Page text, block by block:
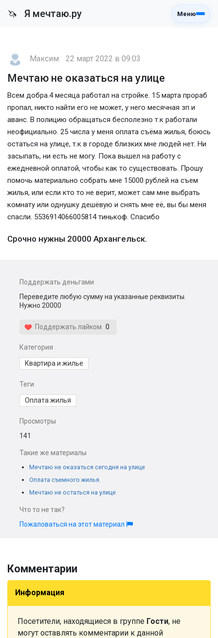
🦄 Я мечтаю.ру Меню
Максим 22 март 2022 в 09:03
Мечтаю не оказаться на улице
Всем добра.4 месяца работал на стройке. 15 марта прораб
пропал, никто найти его не может, у него месячная зп и
аванс. В полицию обращаться бесполезно т.к работали
неофициально. 25 числа у меня оплата съёма жилья, боюсь
остаться на улице, т.к в городе близких мне людей нет. Ни
засыпать, ни есть не могу. Пока вышел на работу с
ежедневной оплатой, чтобы как то существовать. Прошу
помочь материально собрать мне 15000 рублей на съем
жилья, или если кто то не верит, может сам мне выбрать
комнату или однушку дешёвую и снять мне её, вы бы меня
спасли. 5536914066005814 тинькоф. Спасибо
Срочно нужны 20000 Архангельск.
Поддержать деньгами
Переведите любую сумму на указанные реквизиты.
Нужно 20000
Поддержать лайком 0
Категория
Квартира и жилье
Теги
Оплата жилья
Просмотры
141
Такие же материалы
Мечтаю не оказаться сегодня на улице
Оплата съемного жилья.
Мечтаю не остаться на улице
Что то не так?
Пожаловаться на этот материал
Комментарии
Информация
Посетители, находящиеся в группе Гости, не
могут оставлять комментарии к данной